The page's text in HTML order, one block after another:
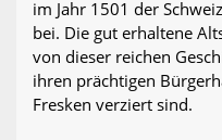
im Jahr 1501 der
bei. Die gut erhaltene
von dieser reichen
ihren prächtigen
Fresken verziert sind.